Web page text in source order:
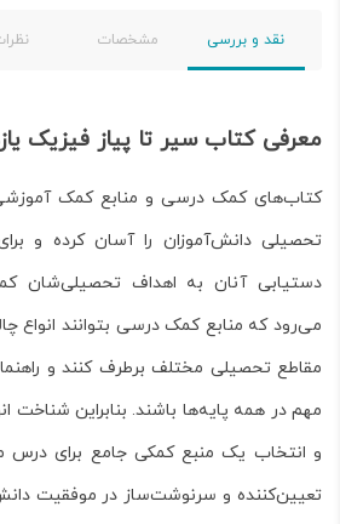
نقد و بررسی مشخصات
معرفی کتاب سیر تا پیاز فیزیک
کتاب‌های کمک درسی و منابع کمک آموزشی
تحصیلی دانش‌آموزان را آسان کرده و
دستیابی آنان به اهداف تحصیلی‌شان
می‌رود که منابع کمک درسی بتوانند انواع
مقاطع تحصیلی مختلف برطرف کنند و
مهم در همه پایه‌ها باشند. بنابراین
و انتخاب یک منبع کمکی جامع برای درس
تعیین‌کننده و سرنوشت‌ساز در موفقیت